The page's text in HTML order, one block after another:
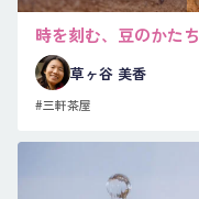
時を刻む、豆のかたち
草ヶ谷 美香
#三軒茶屋